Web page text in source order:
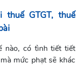
GTGT, thuế
nào, có tình tiết tiết
mức phạt sẽ khác